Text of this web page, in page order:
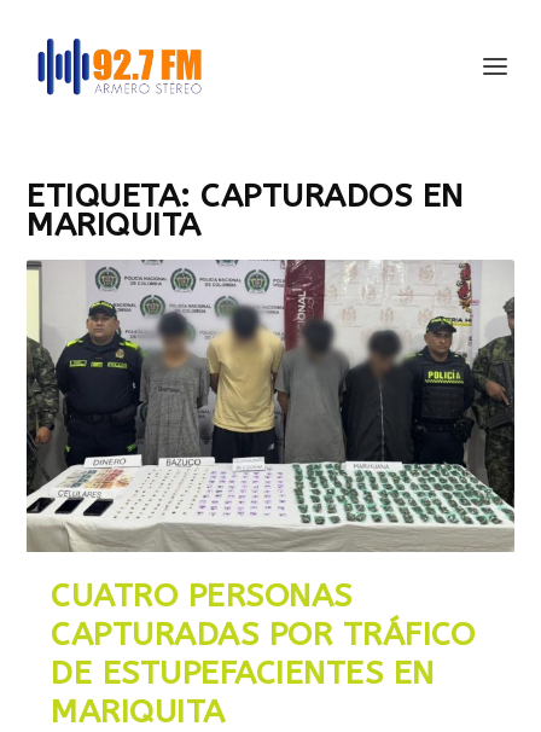
ETIQUETA: CAPTURADOS EN
MARIQUITA
CUATRO PERSONAS
CAPTURADAS POR TRÁFICO
DE ESTUPEFACIENTES EN
MARIQUITA